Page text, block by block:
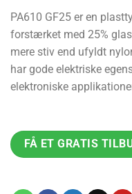
PA610 GF25 er en
forstærket med 25%
mere stiv end ufyldt
har gode elektriske
elektroniske
FÅ ET GRATIS